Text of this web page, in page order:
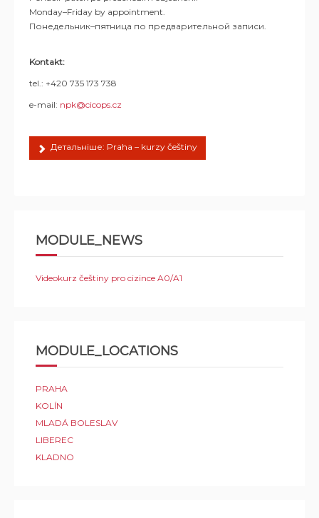
Monday–Friday by appointment.
Понедельник–пятница по предварительной записи.
Kontakt:
tel.: +420 735 173 738
e-mail: npk@cicops.cz
Детальніше: Praha – kurzy češtiny
MODULE_NEWS
Videokurz češtiny pro cizince A0/A1
MODULE_LOCATIONS
PRAHA
KOLÍN
MLADÁ BOLESLAV
LIBEREC
KLADNO